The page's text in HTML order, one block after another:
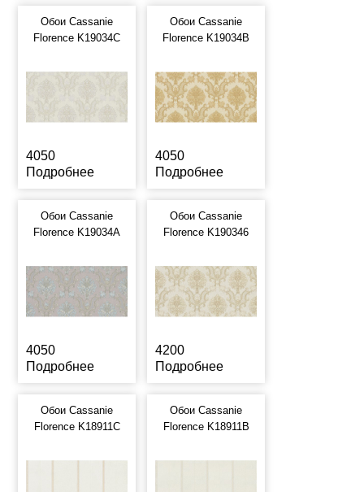
Обои Cassanie
Florence K19034C
4050
Подробнее
Обои Cassanie
Florence K19034B
4050
Подробнее
Обои Cassanie
Florence K19034A
4050
Подробнее
Обои Cassanie
Florence K190346
4200
Подробнее
Обои Cassanie
Florence K18911C
Обои Cassanie
Florence K18911B